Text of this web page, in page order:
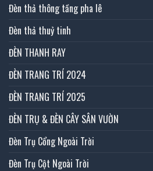
Đèn thả thông tầng pha lê
Đèn thả thuỷ tinh
ĐÈN THANH RAY
ĐÈN TRANG TRÍ 2024
ĐÈN TRANG TRÍ 2025
ĐÈN TRỤ & ĐÈN CÂY SÂN VƯỜN
Đèn Trụ Cổng Ngoài Trời
Đèn Trụ Cột Ngoài Trời